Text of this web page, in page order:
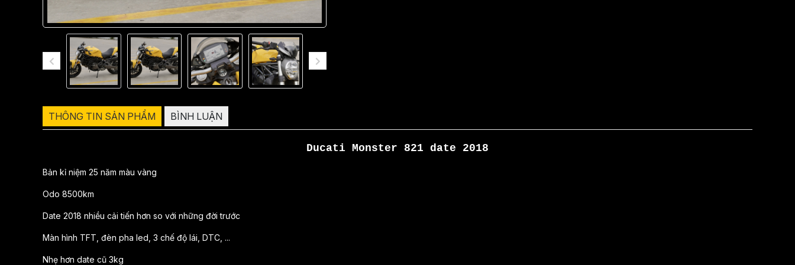
THÔNG TIN SẢN PHẨM BÌNH LUẬN
Ducati Monster 821 date 2018
Bản kỉ niệm 25 năm màu vàng
Odo 8500km
Date 2018 nhiều cải tiến hơn so với những đời trước
Màn hình TFT, đèn pha led, 3 chế độ lái, DTC, ...
Nhẹ hơn date cũ 3kg